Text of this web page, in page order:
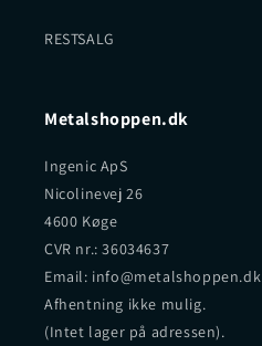
RESTSALG
Metalshoppen.dk
Ingenic ApS
Nicolinevej 26
4600 Køge
CVR nr.: 36034637
Email: info@metalshoppen.dk
Afhentning ikke mulig.
(Intet lager på adressen).